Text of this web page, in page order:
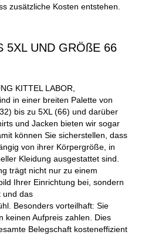
zusätzliche Kosten entstehen.
5XL UND GRÖßE 66
KITTEL LABOR,
in einer breiten Palette von
bis zu 5XL (66) und darüber
und Jacken bieten wir sogar
können Sie sicherstellen, dass
von ihrer Körpergröße, in
Kleidung ausgestattet sind.
trägt nicht nur zu einem
Ihrer Einrichtung bei, sondern
und das
Besonders vorteilhaft: Sie
keinen Aufpreis zahlen. Dies
Belegschaft kosteneffizient